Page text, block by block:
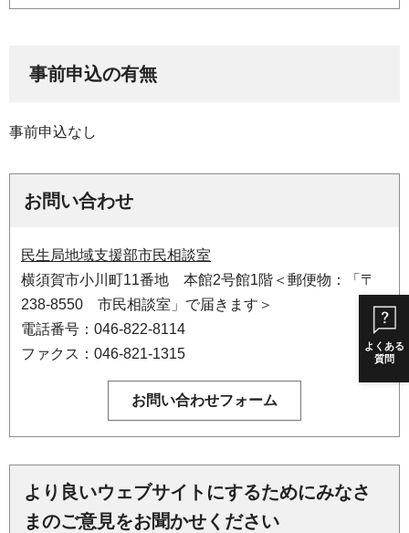
よくある
質問
事前申込の有無
事前申込なし
お問い合わせ
民生局地域支援部市民相談室
横須賀市小川町11番地 本館2号館1階＜郵便物：「〒
238-8550 市民相談室」で届きます＞
電話番号：046-822-8114
ファクス：046-821-1315
より良いウェブサイトにするためにみなさ
まのご意見をお聞かせください